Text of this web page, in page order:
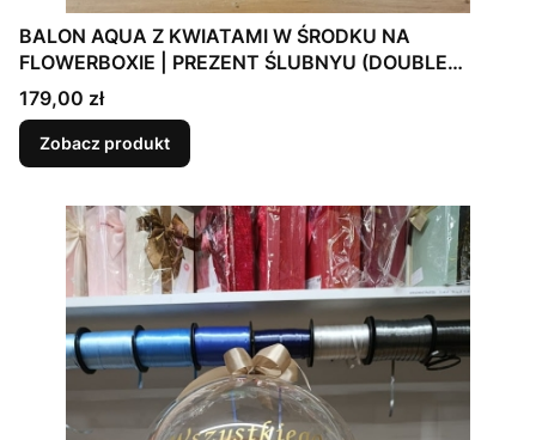
BALON AQUA Z KWIATAMI W ŚRODKU NA
FLOWERBOXIE | PREZENT ŚLUBNYU (DOUBLE
BUBBLE)
Cena
179,00 zł
Zobacz produkt